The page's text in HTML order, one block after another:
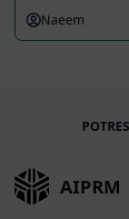
Naeem
AIPRM